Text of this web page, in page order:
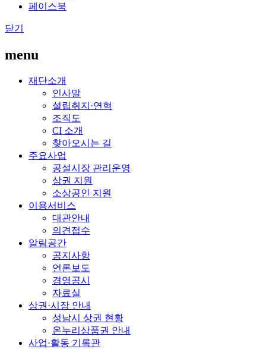
페이스북
닫기
menu
재단소개
인사말
설립취지·연혁
조직도
CI 소개
찾아오시는 길
주요사업
공설시장 관리운영
상권 지원
소상공인 지원
이용서비스
대관안내
의견접수
알림공간
공지사항
언론보도
경영공시
자료실
상권·시장 안내
성남시 상권 현황
온누리상품권 안내
사업·활동 기록관